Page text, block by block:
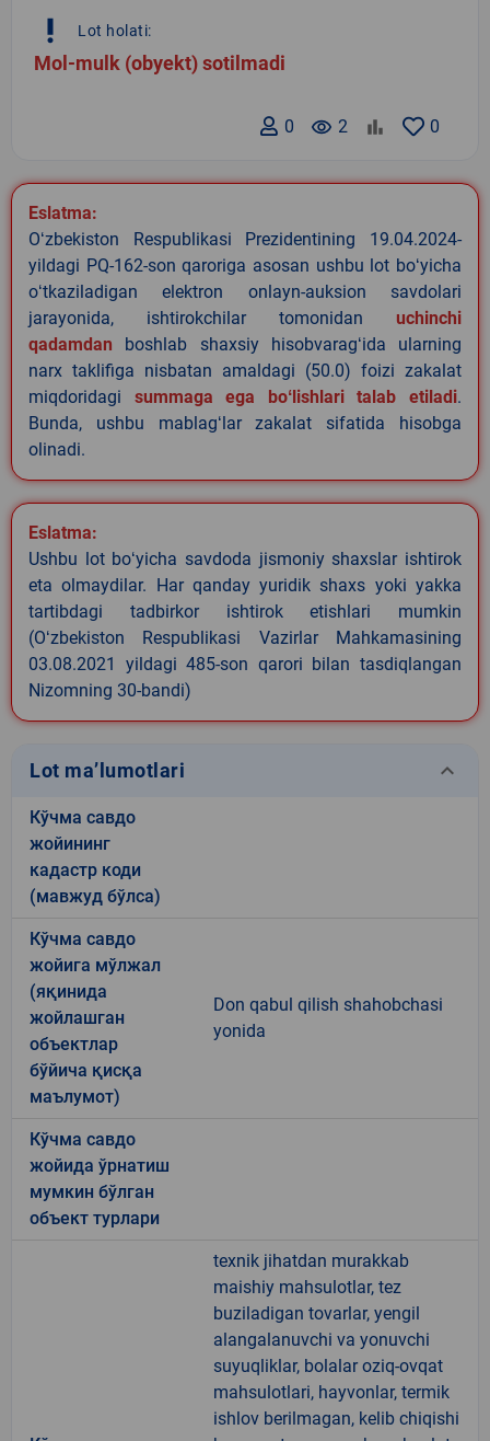
priority_high Lot holati:
Mol-mulk (obyekt) sotilmadi
0
remove_red_eye 2
0
Eslatma:
Oʻzbekiston Respublikasi Prezidentining 19.04.2024-
yildagi PQ-162-son qaroriga asosan ushbu lot boʻyicha
oʻtkaziladigan elektron onlayn-auksion savdolari
jarayonida, ishtirokchilar tomonidan uchinchi
qadamdan boshlab shaxsiy hisobvaragʻida ularning
narx taklifiga nisbatan amaldagi (50.0) foizi zakalat
miqdoridagi summaga ega boʻlishlari talab etiladi.
Bunda, ushbu mablagʻlar zakalat sifatida hisobga
olinadi.
Eslatma:
Ushbu lot boʻyicha savdoda jismoniy shaxslar ishtirok
eta olmaydilar. Har qanday yuridik shaxs yoki yakka
tartibdagi tadbirkor ishtirok etishlari mumkin
(Oʻzbekiston Respublikasi Vazirlar Mahkamasining
03.08.2021 yildagi 485-son qarori bilan tasdiqlangan
Nizomning 30-bandi)
Lot ma’lumotlari keyboard_arrow_down
Кўчма савдо
жойининг
кадастр коди
(мавжуд бўлса)
Кўчма савдо
жойига мўлжал
(яқинида
жойлашган
объектлар
бўйича қисқа
маълумот)
Don qabul qilish shahobchasi
yonida
Кўчма савдо
жойида ўрнатиш
мумкин бўлган
объект турлари
texnik jihatdan murakkab
maishiy mahsulotlar, tez
buziladigan tovarlar, yengil
alangalanuvchi va yonuvchi
suyuqliklar, bolalar oziq-ovqat
mahsulotlari, hayvonlar, termik
ishlov berilmagan, kelib chiqishi